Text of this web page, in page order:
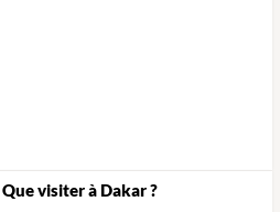
Que visiter à Dakar ?